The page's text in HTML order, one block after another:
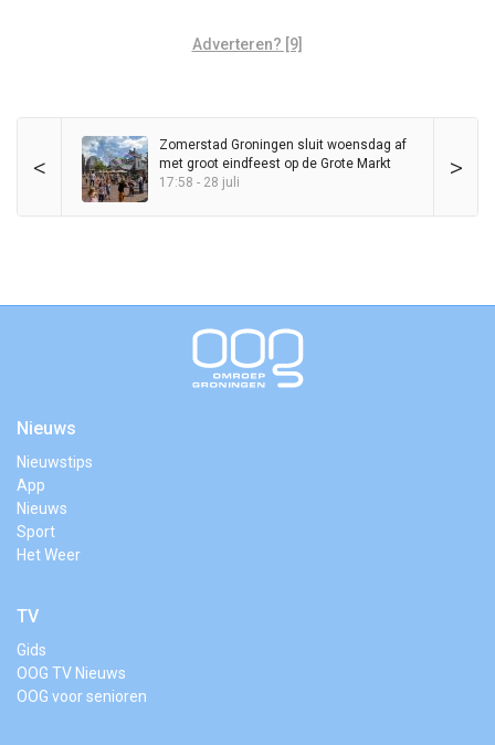
Adverteren? [9]
< >
Zomerstad Groningen sluit woensdag af
met groot eindfeest op de Grote Markt
17:58 - 28 juli
Nieuws
Nieuwstips
App
Nieuws
Sport
Het Weer
TV
Gids
OOG TV Nieuws
OOG voor senioren